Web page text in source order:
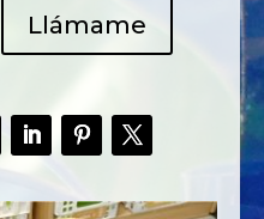
Llámame